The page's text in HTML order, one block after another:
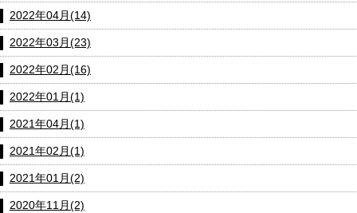
2022年04月(14)
2022年03月(23)
2022年02月(16)
2022年01月(1)
2021年04月(1)
2021年02月(1)
2021年01月(2)
2020年11月(2)